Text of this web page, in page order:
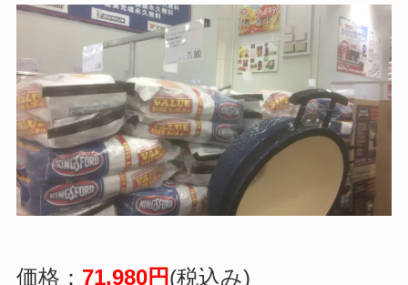
価格： 71,980円(税込み)